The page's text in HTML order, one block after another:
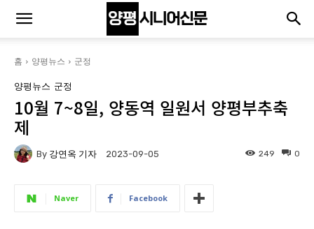
홈 양평뉴스 군정
양평뉴스 군정
10월 7~8일, 양동역 일원서 양평부추축
제
By 강연옥 기자 2023-09-05 0
249
Naver Facebook